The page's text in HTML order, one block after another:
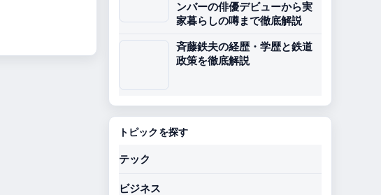
ンバーの俳優デビューから実
家暮らしの噂まで徹底解説
斉藤鉄夫の経歴・学歴と鉄道
政策を徹底解説
トピックを探す
テック
ビジネス